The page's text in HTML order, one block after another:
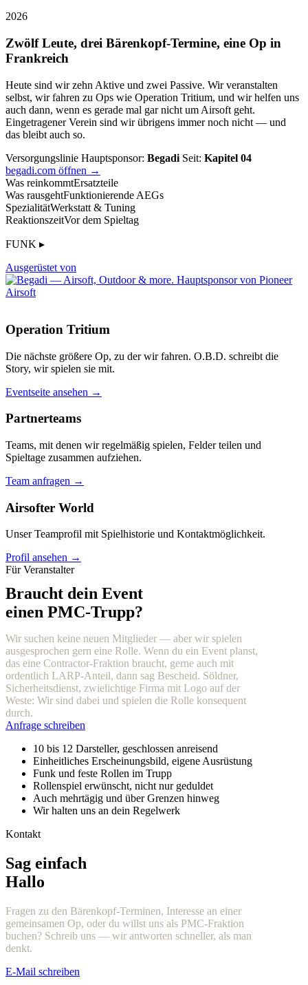
2026
Zwölf Leute, drei Bärenkopf-Termine, eine Op in
Frankreich
Heute sind wir zehn Aktive und zwei Passive. Wir veranstalten
selbst, wir fahren zu Ops wie Operation Tritium, und wir helfen uns
auch dann, wenn es gerade mal gar nicht um Airsoft geht.
Eingetragener Verein sind wir übrigens immer noch nicht — und
das bleibt auch so.
Versorgungslinie Hauptsponsor: Begadi Seit: Kapitel 04
begadi.com öffnen →
Was reinkommtErsatzteile
Was rausgehtFunktionierende AEGs
SpezialitätWerkstatt & Tuning
ReaktionszeitVor dem Spieltag
FUNK ▸
Ausgerüstet von
Operation Tritium
Die nächste größere Op, zu der wir fahren. O.B.D. schreibt die
Story, wir spielen sie mit.
Eventseite ansehen →
Partnerteams
Teams, mit denen wir regelmäßig spielen, Felder teilen und
Spieltage zusammen aufziehen.
Team anfragen →
Airsofter World
Unser Teamprofil mit Spielhistorie und Kontaktmöglichkeit.
Profil ansehen →
Für Veranstalter
Braucht dein Event
einen PMC-Trupp?
Wir suchen keine neuen Mitglieder — aber wir spielen
ausgesprochen gern eine Rolle. Wenn du ein Event planst,
das eine Contractor-Fraktion braucht, gerne auch mit
ordentlich LARP-Anteil, dann sag Bescheid. Söldner,
Sicherheitsdienst, zwielichtige Firma mit Logo auf der
Weste: Wir sind dabei und spielen die Rolle konsequent
durch.
Anfrage schreiben
10 bis 12 Darsteller, geschlossen anreisend
Einheitliches Erscheinungsbild, eigene Ausrüstung
Funk und feste Rollen im Trupp
Rollenspiel erwünscht, nicht nur geduldet
Auch mehrtägig und über Grenzen hinweg
Wir halten uns an dein Regelwerk
Kontakt
Sag einfach
Hallo
Fragen zu den Bärenkopf-Terminen, Interesse an einer
gemeinsamen Op, oder du willst uns als PMC-Fraktion
buchen? Schreib uns — wir antworten schneller, als man
denkt.
E-Mail schreiben